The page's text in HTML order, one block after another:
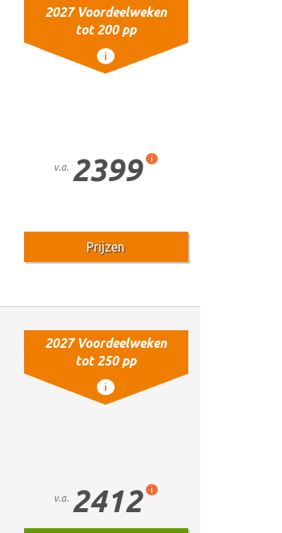
2027 Voordeelweken
tot 200 pp
i
v.a. 2399 i
Prijzen
2027 Voordeelweken
tot 250 pp
i
v.a. 2412 i